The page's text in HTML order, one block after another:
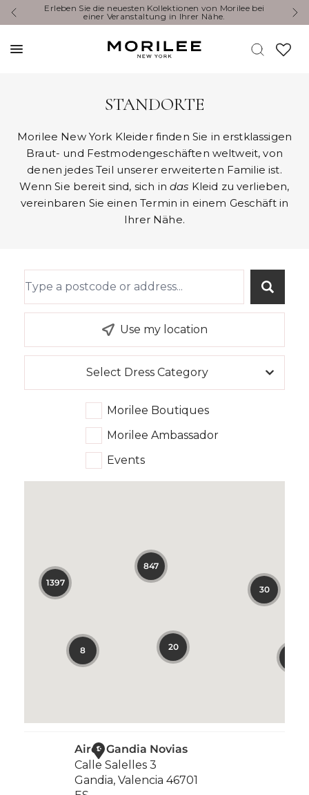
Erleben Sie die neuesten Kollektionen von Morilee bei
einer Veranstaltung in Ihrer Nähe.
STANDORTE
Morilee New York Kleider finden Sie in erstklassigen
Braut- und Festmodengeschäften weltweit, von
denen jedes Teil unserer erweiterten Familie ist.
Wenn Sie bereit sind, sich indas Kleid zu verlieben,
vereinbaren Sie einen Termin in einem Geschäft in
Ihrer Nähe.